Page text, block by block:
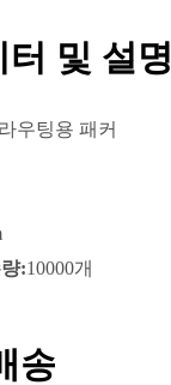
및 설명
우팅용 패커
:10000개
송